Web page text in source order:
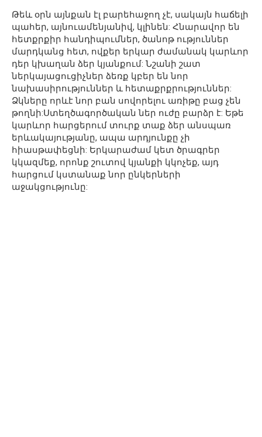
Թեև օրն այնքան էլ բարեհաջող չէ, սակայն հաճելի
պահեր, այնուամենյանիվ, կլինեն: Հնարավոր են
հետքրքիր հանդիպումներ, ծանոթ ություններ
մարդկանց հետ, ովքեր երկար ժամանակ կարևոր
դեր կխաղան ձեր կյանքում: Նշանի շատ
ներկայացուցիչներ ձեռք կբեր են նոր
նախասիրություններ և հետաքրքրություններ:
Ձկները որևէ նոր բան սովորելու առիթը բաց չեն
թողնի:Ստեղծագործական ներ ուժը բարձր է: Եթե
կարևոր հարցերում տուրք տաք ձեր անսպառ
երևակայությանը, ապա արդյունքը չի
հիասթափեցնի: Երկարաժամ կետ ծրագրեր
կկազմեք, որոնք շուտով կյանքի կկոչեք, այդ
հարցում կստանաք նոր ընկերների
աջակցությունը: